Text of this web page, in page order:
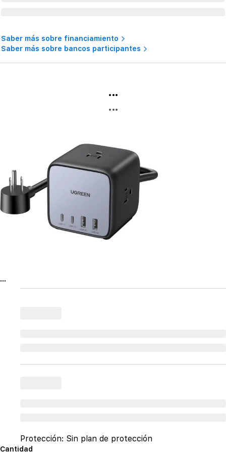
Saber más sobre financiamiento
Saber más sobre bancos participantes
...
...
...
Protección: Sin plan de protección
Cantidad